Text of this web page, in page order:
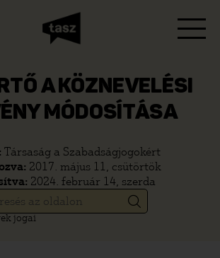
A KÖZNEVELÉSI
MÓDOSÍTÁSA
Társaság a Szabadságjogokért
2017. május 11, csütörtök
2024. február 14, szerda
jogai